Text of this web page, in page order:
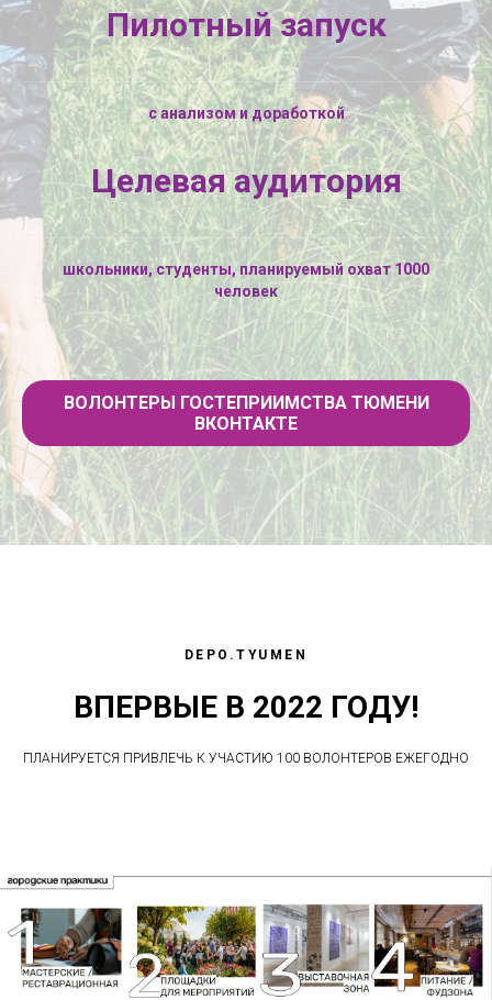
Пилотный запуск
с анализом и доработкой
Целевая аудитория
школьники, студенты, планируемый охват 1000
человек
ВОЛОНТЕРЫ ГОСТЕПРИИМСТВА ТЮМЕНИ
ВКОНТАКТЕ
DEPO.TYUMEN
ВПЕРВЫЕ В 2022 ГОДУ!
ПЛАНИРУЕТСЯ ПРИВЛЕЧЬ К УЧАСТИЮ 100 ВОЛОНТЕРОВ ЕЖЕГОДНО